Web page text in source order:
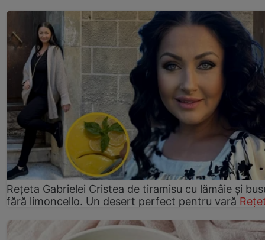
Rețeta Gabrielei Cristea de tiramisu cu lămâie și
fără limoncello. Un desert perfect pentru vară